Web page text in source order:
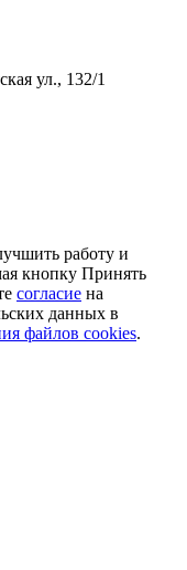
ул., 132/1
работу и
кнопку Принять
согласие на
данных в
файлов cookies.